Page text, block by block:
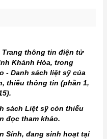
thông tin điện tử
Khánh Hòa, trong
- Danh sách liệt sỹ của
thiếu thông tin (phần 1,
sách Liệt sỹ còn thiếu
đọc tham khảo.
Sính, đang sinh hoạt tại